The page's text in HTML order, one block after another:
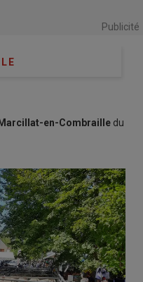
Publicité
Marcillat-en-Combraille du